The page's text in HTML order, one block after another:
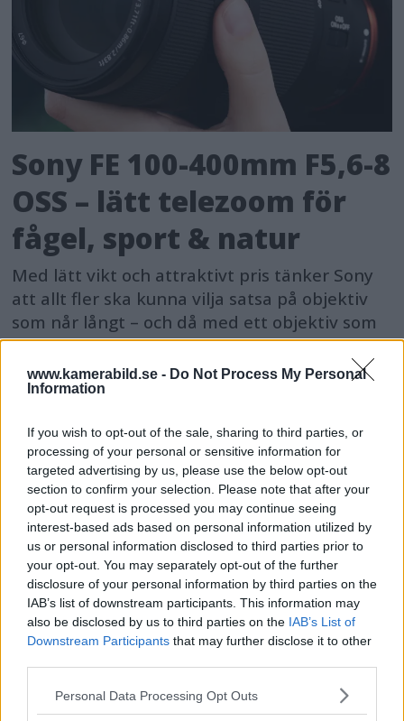
www.kamerabild.se - Do Not Process My Personal
Information
If you wish to opt-out of the sale, sharing to third parties, or
processing of your personal or sensitive information for
targeted advertising by us, please use the below opt-out
section to confirm your selection. Please note that after your
opt-out request is processed you may continue seeing
interest-based ads based on personal information utilized by
us or personal information disclosed to third parties prior to
your opt-out. You may separately opt-out of the further
disclosure of your personal information by third parties on the
IAB’s list of downstream participants. This information may
also be disclosed by us to third parties on the IAB’s List of
Downstream Participants that may further disclose it to other
Please note that this website/app uses one or more Google
Personal Data Processing Opt Outs
Sony FE 100-400mm F5,6-8
OSS – lätt telezoom för
fågel, sport & natur
Med lätt vikt och attraktivt pris tänker Sony
att allt fler ska kunna vilja satsa på objektiv
som når långt – och då med ett objektiv som
presterar bra utan att ligga i proffssegmentet.
Sociala medier tidigt ger
sämre skolresultat enligt